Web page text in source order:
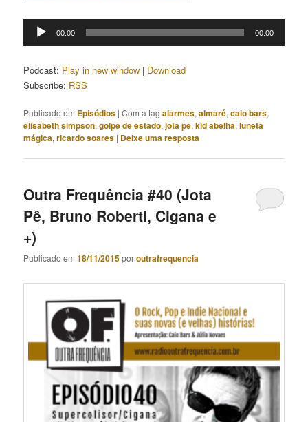
Tocador
00:00 00:00
Podcast: Play in new window | Download
Subscribe: RSS
Publicado em Episódios |Com a tagalarmes,almaré,caio bars,
elisabeth simpson,golpe de estado,jota pe,kid abelha,luneta
mágica,ricardo soares | Deixe uma resposta
Outra Frequência #40 (Jota
Pê, Bruno Roberti, Cigana e
+)
Publicado em18/11/2015poroutrafrequencia